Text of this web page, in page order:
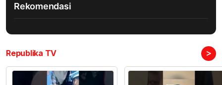
Rekomendasi
Republika TV >